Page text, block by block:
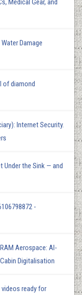
Medical Gear, and
Damage
of diamond
Internet Security.
Under the Sink — and
-
Aerospace: AI-
Digitalisation
ready for